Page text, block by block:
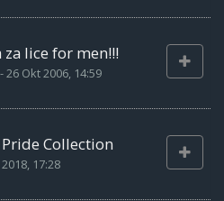
lice for men!!!
-26 Okt 2006, 14:59
Collection
17:28